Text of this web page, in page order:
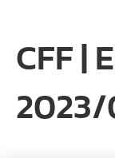
CFF |
2023/